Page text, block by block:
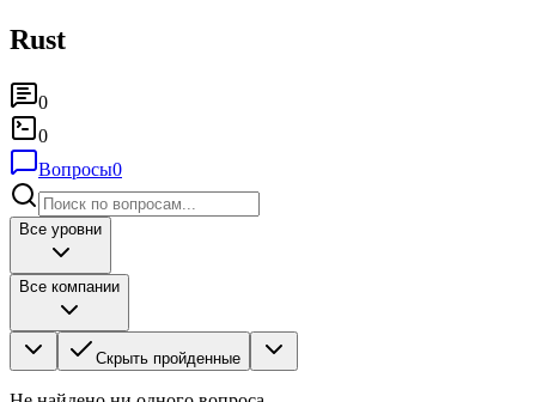
Rust
0
0
Вопросы0
Все уровни
Все компании
Скрыть пройденные